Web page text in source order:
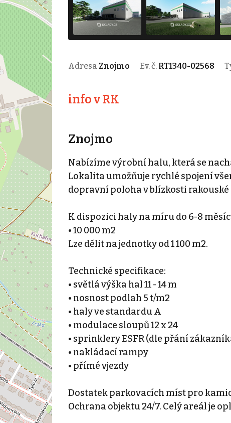
Adresa Znojmo Ev. č. RT1340-02568
info v RK
Znojmo
Nabízíme výrobní halu, která se
Lokalita umožňuje rychlé spojení
dopravní poloha v blízkosti rakouské
K dispozici haly na míru do 6-8
• 10 000 m2
Lze dělit na jednotky od 1 100 m2.
Technické specifikace:
• světlá výška hal 11 - 14 m
• nosnost podlah 5 t/m2
• haly ve standardu A
• modulace sloupů 12 x 24
• sprinklery ESFR (dle přání
• nakládací rampy
• přímé vjezdy
Dostatek parkovacích míst pro
Ochrana objektu 24/7. Celý areál je